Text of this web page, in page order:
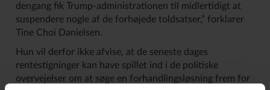
dengang fik Trump-administrationen til midlertidigt at
suspendere nogle af de forhøjede toldsatser,” forklarer
Tine Choi Danielsen.
Hun vil derfor ikke afvise, at de seneste dages
rentestigninger kan have spillet ind i de politiske
overvejelser om at søge en forhandlingsløsning frem for